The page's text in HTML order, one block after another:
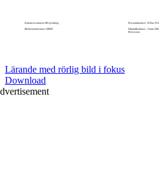
Lärande med rörlig bild i fokus
Download